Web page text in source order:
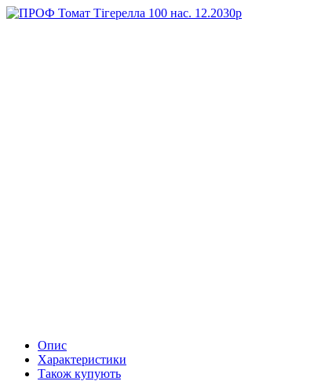
Опис
Характеристики
Також купують